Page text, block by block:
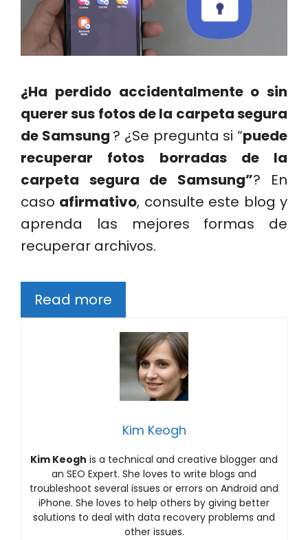
¿Ha perdido accidentalmente o sin
querer sus fotos de la carpeta segura
de Samsung ? ¿Se pregunta si “puede
recuperar fotos borradas de la
carpeta segura de Samsung”? En
caso afirmativo, consulte este blog y
aprenda las mejores formas de
recuperar archivos.
Read more
Kim Keogh
Kim Keogh is a technical and creative blogger and
an SEO Expert. She loves to write blogs and
troubleshoot several issues or errors on Android and
iPhone. She loves to help others by giving better
solutions to deal with data recovery problems and
other issues.